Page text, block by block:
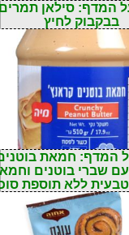
המדף: סילאן
בבקבוק לחיץ
המדף: חמאת
שברי בוטנים
טבעית ללא תוספת